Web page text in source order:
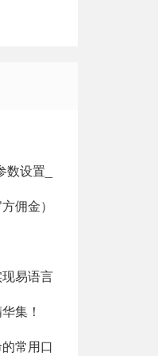
设置_
佣金）
易语言
集！
常用口